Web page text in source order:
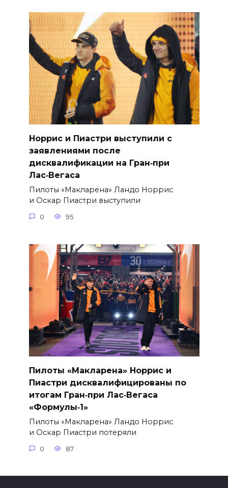
Норрис и Пиастри выступили с
заявлениями после
дисквалификации на Гран‑при
Лас‑Вегаса
Пилоты «Макларена» Ландо Норрис
и Оскар Пиастри выступили
0 95
Пилоты «Макларена» Норрис и
Пиастри дисквалифицированы по
итогам Гран‑при Лас‑Вегаса
«Формулы‑1»
Пилоты «Макларена» Ландо Норрис
и Оскар Пиастри потеряли
0 87